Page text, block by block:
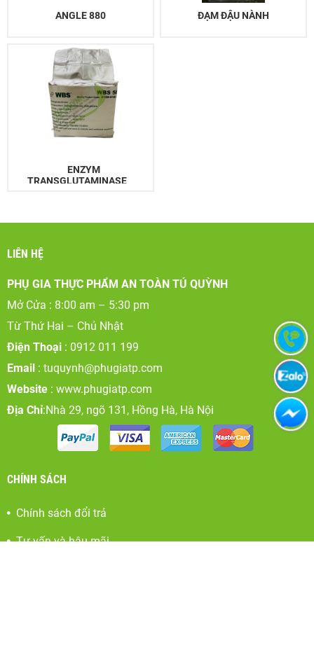
ANGLE 880 ĐẠM ĐẬU NÀNH
ENZYM
TRANSGLUTAMINASE
LIÊN HỆ
PHỤ GIA THỰC PHẨM AN TOÀN TÚ QUỲNH
Mở Cửa : 8:00 am – 5:30 pm
Từ Thứ Hai – Chủ Nhật
Điện Thoại : 0912 011 199
Email : tuquynh@phugiatp.com
Website : www.phugiatp.com
Địa Chỉ:Nhà 29, ngõ 131, Hồng Hà, Hà Nội
CHÍNH SÁCH
Chính sách đổi trả
Tư vấn và hậu mãi